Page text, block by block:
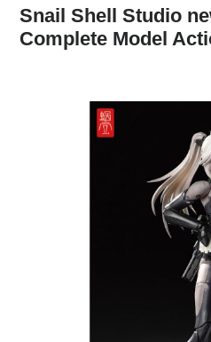
Snail Shell Studio
Complete Model